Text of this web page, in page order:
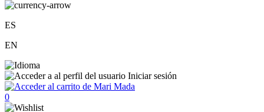
ES
EN
Iniciar sesión
0